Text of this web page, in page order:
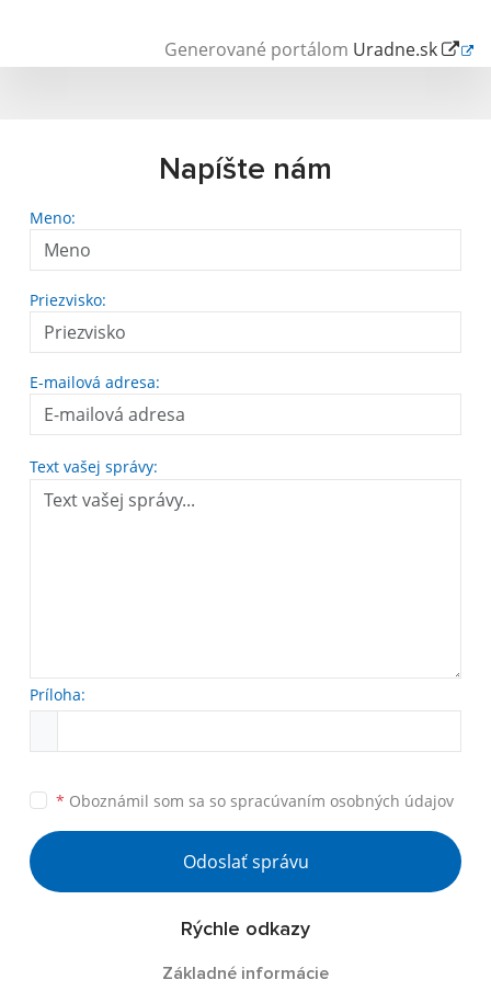
Generované portálom Uradne.sk
Napíšte nám
Meno:
Priezvisko:
E-mailová adresa:
Text vašej správy:
Príloha:
* Oboznámil som sa so spracúvaním osobných údajov
Odoslať správu
Rýchle odkazy
Základné informácie